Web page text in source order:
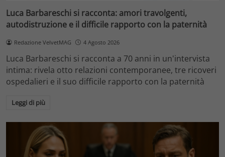
Luca Barbareschi si racconta: amori travolgenti,
autodistruzione e il difficile rapporto con la paternità
Redazione VelvetMAG 4 Agosto 2026
Luca Barbareschi si racconta a 70 anni in un'intervista
intima: rivela otto relazioni contemporanee, tre ricoveri
ospedalieri e il suo difficile rapporto con la paternità
Leggi di più